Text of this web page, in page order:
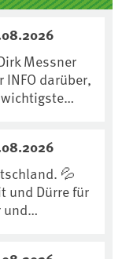
Messner
darüber,
episode/urn
💦
und Dürre für
und